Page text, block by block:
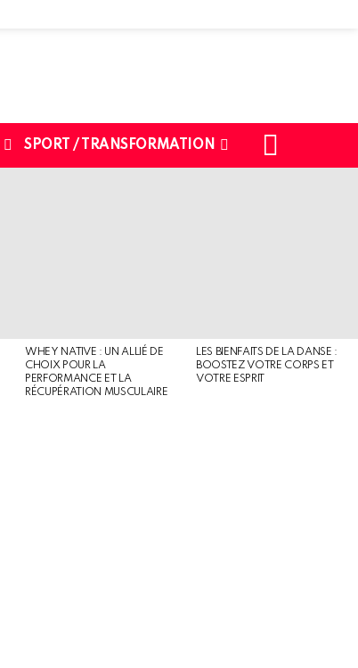
SPORT / TRANSFORMATION
WHEY NATIVE : UN ALLIÉ DE
CHOIX POUR LA
PERFORMANCE ET LA
RÉCUPÉRATION MUSCULAIRE
LES BIENFAITS DE LA DANSE :
BOOSTEZ VOTRE CORPS ET
VOTRE ESPRIT